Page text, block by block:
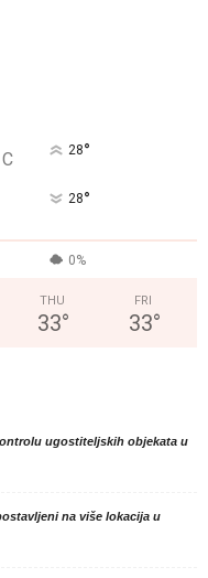
C 28°
28°
0%
THU
33°
FRI
33°
ugostiteljskih objekata u
na više lokacija u